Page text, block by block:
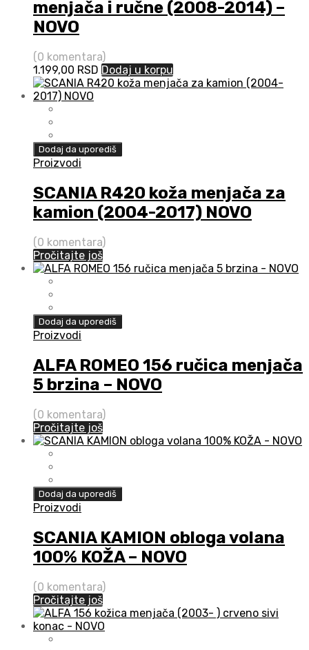
menjača i ručne (2008-2014) –
NOVO
(0 komentara)
1.199,00 RSD Dodaj u korpu
Dodaj da uporediš
Proizvodi
SCANIA R420 koža menjača za
kamion (2004-2017) NOVO
(0 komentara)
Pročitajte još
Dodaj da uporediš
Proizvodi
ALFA ROMEO 156 ručica menjača
5 brzina – NOVO
(0 komentara)
Pročitajte još
Dodaj da uporediš
Proizvodi
SCANIA KAMION obloga volana
100% KOŽA – NOVO
(0 komentara)
Pročitajte još